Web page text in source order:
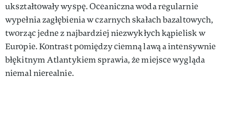
ukształtowały wyspę. Oceaniczna woda regularnie
wypełnia zagłębienia w czarnych skałach bazaltowych,
tworząc jedne z najbardziej niezwykłych kąpielisk w
Europie. Kontrast pomiędzy ciemną lawą a intensywnie
błękitnym Atlantykiem sprawia, że miejsce wygląda
niemal nierealnie.